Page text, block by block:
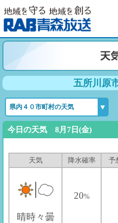
五所川原
今日の天気 8月7日(金)
天気 降水確率 予
晴時々曇
20%